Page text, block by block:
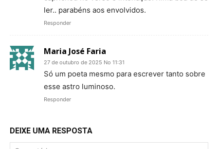
ler.. parabéns aos envolvidos.
Responder
Maria José Faria
27 de outubro de 2025 No 11:31
Só um poeta mesmo para escrever tanto sobre
esse astro luminoso.
Responder
DEIXE UMA RESPOSTA